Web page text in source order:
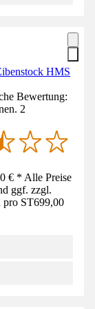
HMS
Bewertung:
2
€ * Alle Preise
ggf. zzgl.
pro ST699,00